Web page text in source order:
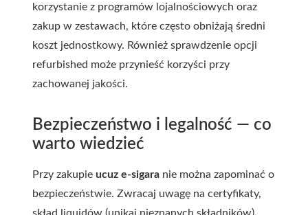
korzystanie z programów lojalnościowych oraz
zakup w zestawach, które często obniżają średni
koszt jednostkowy. Również sprawdzenie opcji
refurbished może przynieść korzyści przy
zachowanej jakości.
Bezpieczeństwo i legalność — co
warto wiedzieć
Przy zakupie ucuz e-sigara nie można zapominać o
bezpieczeństwie. Zwracaj uwagę na certyfikaty,
skład liquidów (unikaj nieznanych składników),